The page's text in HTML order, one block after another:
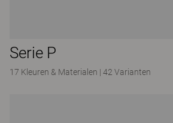
Serie P
17 Kleuren & Materialen | 42 Varianten